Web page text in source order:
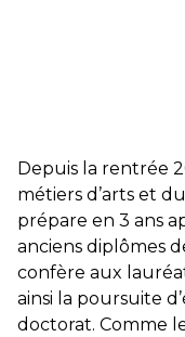
Depuis la rentrée
métiers d’arts et
prépare en 3 ans
anciens diplômes
confère aux
ainsi la poursuite
doctorat. Comme